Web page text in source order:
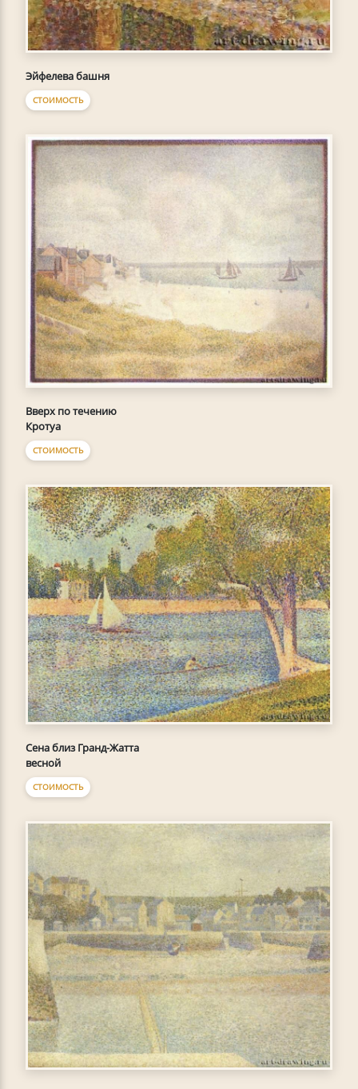
Эйфелева башня
СТОИМОСТЬ
Вверх по течению
Кротуа
СТОИМОСТЬ
Сена близ Гранд-Жатта
весной
СТОИМОСТЬ